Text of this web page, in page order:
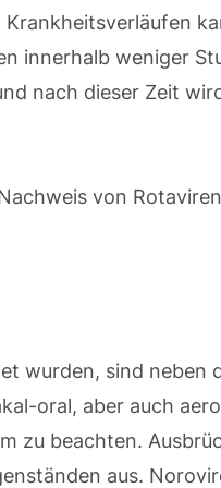
innerhalb weniger
nach dieser Zeit
von
wurden, sind neben
oral, aber auch
zu beachten.
aus.